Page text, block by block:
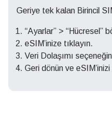
Geriye tek kalan Birincil
“Ayarlar” > “Hücresel”
eSIM’inize tıklayın.
Veri Dolaşımı
Geri dönün ve